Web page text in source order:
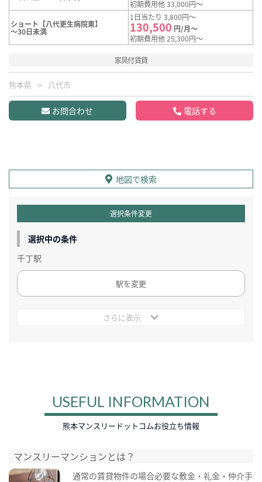
初期費用他 33,000円～
ショート【八代更生病院東】
～30日未満
1日当たり 3,800円～
130,500 円/月～
初期費用他 25,300円～
家具付賃貸
熊本県 八代市
お問合わせ 電話する
地図で検索
選択条件変更
選択中の条件
千丁駅
駅を変更
さらに表示
USEFUL INFORMATION
熊本マンスリードットコムお役立ち情報
マンスリーマンションとは？
通常の賃貸物件の場合必要な敷金・礼金・仲介手